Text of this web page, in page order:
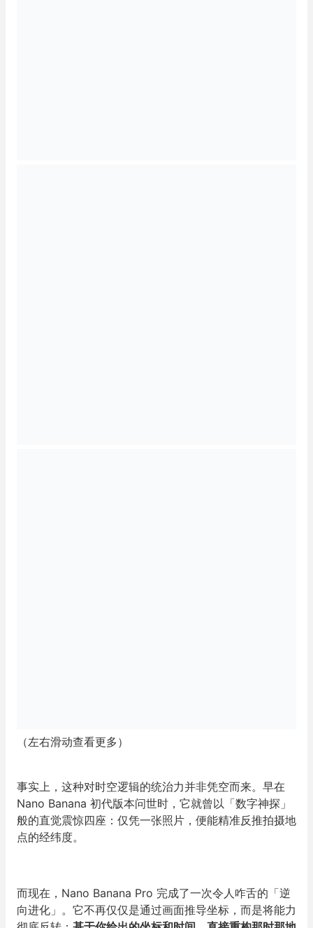
（左右滑动查看更多）
事实上，这种对时空逻辑的统治力并非凭空而来。早在
Nano Banana 初代版本问世时，它就曾以「数字神探」
般的直觉震惊四座：仅凭一张照片，便能精准反推拍摄地
点的经纬度。
而现在，Nano Banana Pro 完成了一次令人咋舌的「逆
向进化」。它不再仅仅是通过画面推导坐标，而是将能力